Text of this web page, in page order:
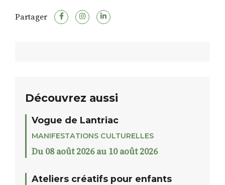
Partager
Découvrez aussi
Vogue de Lantriac
MANIFESTATIONS CULTURELLES
Du 08 août 2026 au 10 août 2026
Ateliers créatifs pour enfants